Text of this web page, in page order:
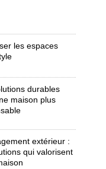
les espaces
durables
maison plus
extérieur :
qui valorisent